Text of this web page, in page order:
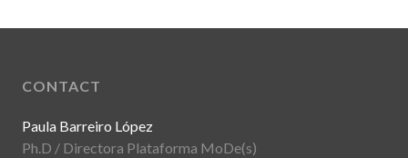
CONTACT
Paula Barreiro López
Ph.D / Directora Plataforma MoDe(s)